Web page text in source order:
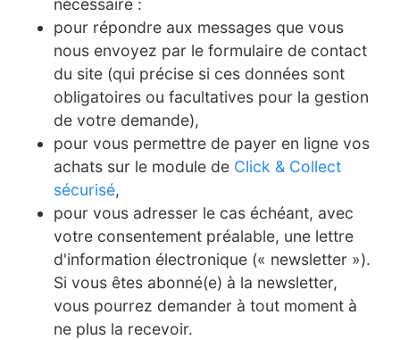
nécessaire :
pour répondre aux messages que vous
nous envoyez par le formulaire de contact
du site (qui précise si ces données sont
obligatoires ou facultatives pour la gestion
de votre demande),
pour vous permettre de payer en ligne vos
achats sur le module de Click & Collect
sécurisé,
pour vous adresser le cas échéant, avec
votre consentement préalable, une lettre
d'information électronique (« newsletter »).
Si vous êtes abonné(e) à la newsletter,
vous pourrez demander à tout moment à
ne plus la recevoir.